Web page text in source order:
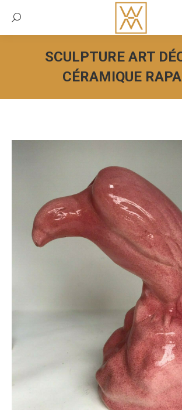
Recherche:
SCULPTURE ART
CÉRAMIQUE
Vous